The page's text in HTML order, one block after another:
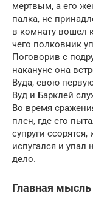
мертвым, а его
палка, не
в комнату вошел
чего полковник
Поговорив с
накануне она
Вуда, свою
Вуд и Барклей
Во время
плен, где его
супруги
испугался и упал
дело.
Главная